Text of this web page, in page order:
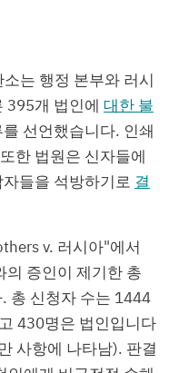
는 행정 본부와 러시
395개 법인에 대한 불
선언했습니다. 인쇄
한 법원은 신자들에
들을 석방하기로 결
v. 러시아"에서
증인이 제기한 총
총 신청자 수는 1444
430명은 법인입니다
사항에 나타남). 판결